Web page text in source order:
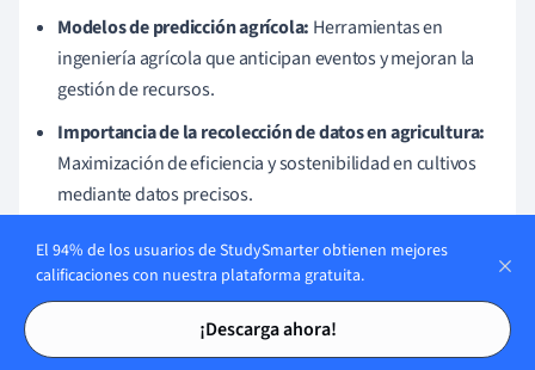
Tarjetas de estudio
Tarjetas de estudio
Modelos de predicción agrícola: Herramientas en
ingeniería agrícola que anticipan eventos y mejoran la
gestión de recursos.
Importancia de la recolección de datos en agricultura:
Maximización de eficiencia y sostenibilidad en cultivos
mediante datos precisos.
Aplicaciones de análisis de datos en agricultura:
datos para monitoreo de cultivos, gestión de fertilizantes
y agua, y predicción de resultados.
El 94% de los usuarios de StudySmarter obtienen mejores
calificaciones con nuestra plataforma gratuita.
¡Descarga ahora!